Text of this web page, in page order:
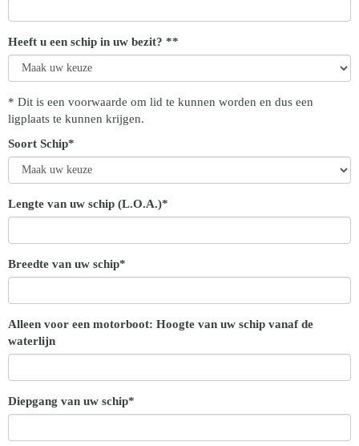
Heeft u een schip in uw bezit? **
* Dit is een voorwaarde om lid te kunnen worden en dus een
ligplaats te kunnen krijgen.
Soort Schip*
Lengte van uw schip (L.O.A.)*
Breedte van uw schip*
Alleen voor een motorboot: Hoogte van uw schip vanaf de
waterlijn
Diepgang van uw schip*